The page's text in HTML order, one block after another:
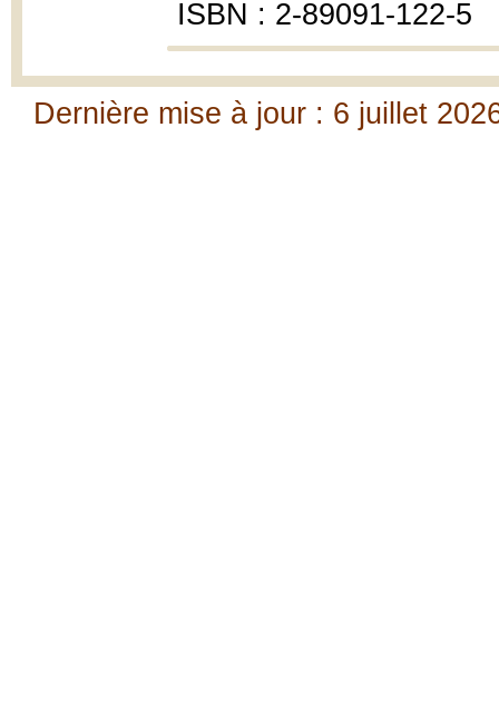
ISBN : 2-89091-122-5
Dernière mise à jour : 6 juillet